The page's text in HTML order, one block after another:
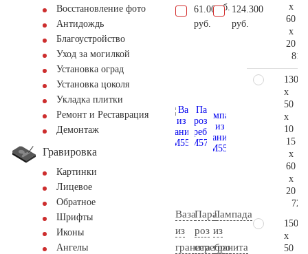
Восстановление фото
Антидождь
Благоустройство
Уход за могилкой
Установка оград
Установка цоколя
Укладка плитки
Ремонт и Реставрация
Демонтаж
Гравировка
Картинки
Лицевое
Обратное
Шрифты
Иконы
Ангелы
61.000
руб.
руб. 124.300
руб.
Ваза
из
гранита
Пара
роз
серебро
Лампада
из
гранита
x
60
x
20
130
x
50
x
10
15
x
60
x
20
150
x
50